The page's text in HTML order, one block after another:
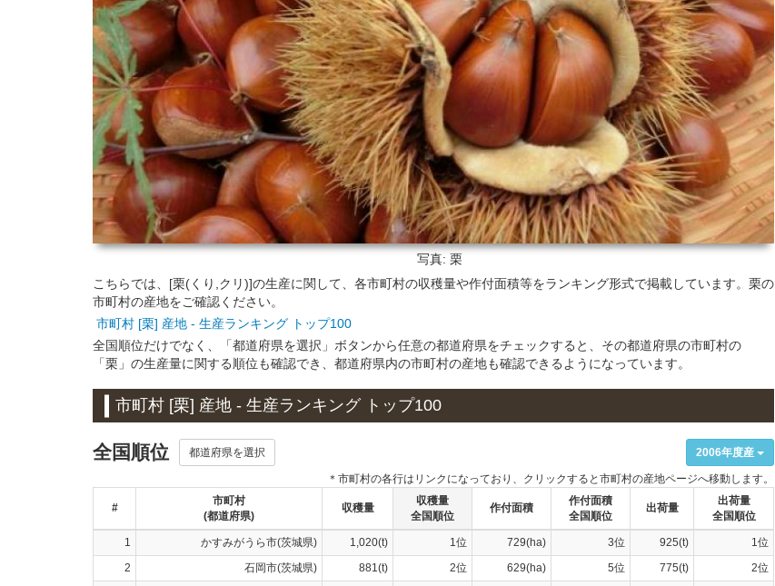
写真: 栗
こちらでは、[栗(くり,クリ)]の生産に関して、各市町村の収穫量や作付面積等をランキング形式で掲載しています。栗の
市町村の産地をご確認ください。
市町村 [栗] 産地 - 生産ランキング トップ100
全国順位だけでなく、「都道府県を選択」ボタンから任意の都道府県をチェックすると、その都道府県の市町村の
「栗」の生産量に関する順位も確認でき、都道府県内の市町村の産地も確認できるようになっています。
市町村 [栗] 産地 - 生産ランキング トップ100
全国順位 都道府県を選択 2006年度産
＊市町村の各行はリンクになっており、クリックすると市町村の産地ページへ移動します。
#
市町村
(都道府県)
収穫量
収穫量
全国順位
作付面積
作付面積
全国順位
出荷量
出荷量
全国順位
1 かすみがうら市(茨城県) 1,020(t) 1位 729(ha) 3位 925(t)
1位
2
石岡市(茨城県) 881(t) 2位 629(ha) 5位 775(t)
2位